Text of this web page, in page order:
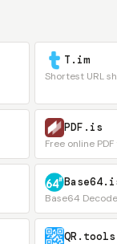
T.im
Shortest URL
PDF.is
Free online
Base64
QR.tools